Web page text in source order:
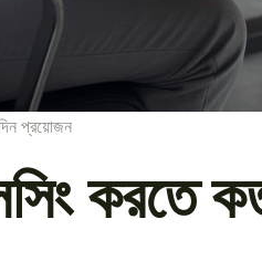
প্রয়োজন
করতে